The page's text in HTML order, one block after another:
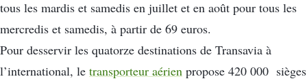
tous les mardis et samedis en juillet et en août pour tous les
mercredis et samedis, à partir de 69 euros.
Pour desservir les quatorze destinations de Transavia à
l’international, le transporteur aérien propose 420 000 sièges